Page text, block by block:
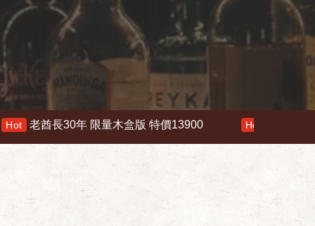
30年 限量木盒版 特價13900 Hot 響 30年 特價